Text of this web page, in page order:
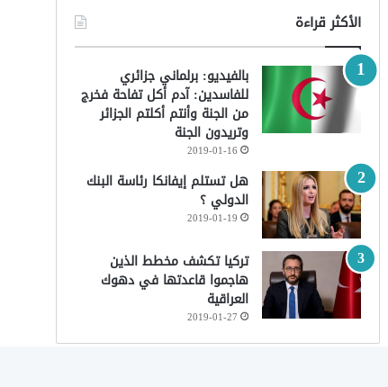
الأكثر قراءة
بالفيديو: برلماني جزائري
للفاسدين: آدم أكل تفاحة فخرج
من الجنة وأنتم أكلتم الجزائر
وتريدون الجنة
2019-01-16
هل تستلم إيفانكا رئاسة البنك
الدولي ؟
2019-01-19
تركيا تكشف مخطط الذين
هاجموا قاعدتها في دهوك
العراقية
2019-01-27